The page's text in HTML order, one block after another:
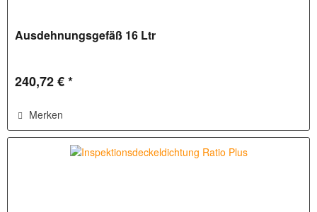
Ausdehnungsgefäß 16 Ltr
240,72 € *
Merken